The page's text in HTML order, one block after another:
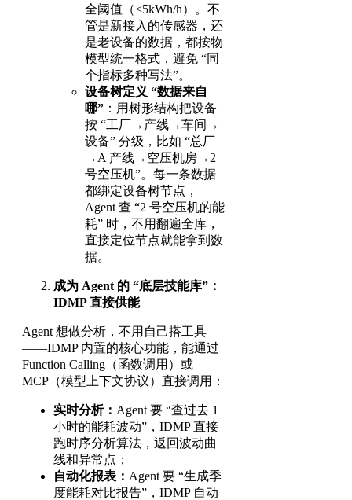
全阈值（<5kWh/h）。不
管是新接入的传感器，还
是老设备的数据，都按物
模型统一格式，避免 “同
个指标多种写法”。
设备树定义 “数据来自
哪” ：用树形结构把设备
按 “工厂→产线→车间→
设备” 分级，比如 “总厂
→A 产线→空压机房→2
号空压机”。每一条数据
都绑定设备树节点，
Agent 查 “2 号空压机的能
耗” 时，不用翻遍全库，
直接定位节点就能拿到数
据。
成为 Agent 的 “底层技能库”：
IDMP 直接供能
Agent 想做分析，不用自己搭工具
——IDMP 内置的核心功能，能通过
Function Calling（函数调用）或
MCP（模型上下文协议）直接调用：
实时分析： Agent 要 “查过去 1
小时的能耗波动”，IDMP 直接
跑时序分析算法，返回波动曲
线和异常点；
自动化报表： Agent 要 “生成季
度能耗对比报告”，IDMP 自动